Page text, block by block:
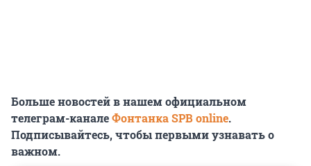
Больше новостей в нашем официальном
телеграм-каналеФонтанка SPB online.
Подписывайтесь, чтобы первыми узнавать о
важном.